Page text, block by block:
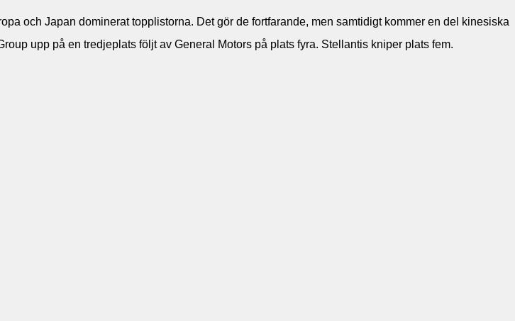
och Japan dominerat topplistorna. Det gör de fortfarande, men samtidigt kommer en del kinesiska
upp på en tredjeplats följt av General Motors på plats fyra. Stellantis kniper plats fem.